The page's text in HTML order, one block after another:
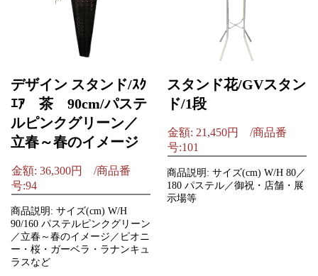
デザイン スタンド/ｽｸ
ｴｱ 茶 90cm/パステ
ルピンクグリーン／
立春～春のイメージ
金額: 36,300円 /商品番
号:94
商品説明: サイズ(cm) W/H
90/160 パステルピンクグリーン
／立春～春のイメージ／ピオニ
ー・桜・ガーベラ・ラナンキュ
ラスなど
スタンド花/GVスタン
ド/1段
金額: 21,450円 /商品番
号:101
商品説明: サイズ(cm) W/H 80／
180 パステル／御祝・店舗・展
示場等